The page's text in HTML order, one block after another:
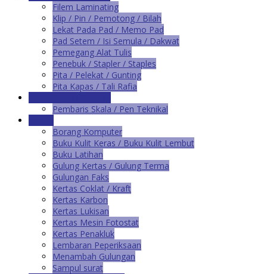
Filem Laminating
Klip / Pin / Pemotong / Bilah
Lekat Pada Pad / Memo Pad
Pad Setem / Isi Semula / Dakwat
Pemegang Alat Tulis
Penebuk / Stapler / Staples
Pita / Pelekat / Gunting
Pita Kapas / Tali Rafia
Pembaris Skala / Pen Teknikal
Borang Komputer
Buku Kulit Keras / Buku Kulit Lembut
Buku Latihan
Gulung Kertas / Gulung Terma
Gulungan Faks
Kertas Coklat / Kraft
Kertas Karbon
Kertas Lukisan
Kertas Mesin Fotostat
Kertas Penakluk
Lembaran Peperiksaan
Menambah Gulungan
Sampul surat